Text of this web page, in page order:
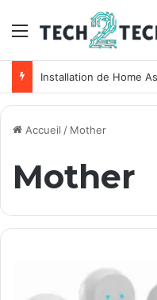
Menu
Installation de Home
Accueil / Mother
Mother